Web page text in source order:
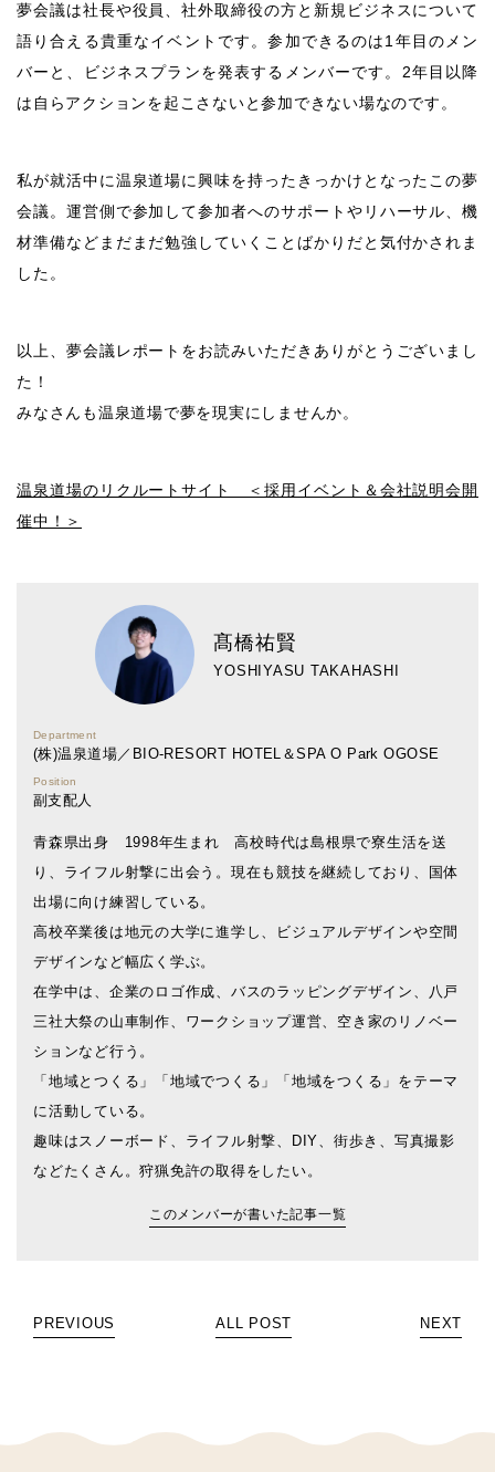
夢会議は社長や役員、社外取締役の方と新規ビジネスについて
語り合える貴重なイベントです。参加できるのは1年目のメン
バーと、ビジネスプランを発表するメンバーです。2年目以降
は自らアクションを起こさないと参加できない場なのです。
私が就活中に温泉道場に興味を持ったきっかけとなったこの夢
会議。運営側で参加して参加者へのサポートやリハーサル、機
材準備などまだまだ勉強していくことばかりだと気付かされま
した。
以上、夢会議レポートをお読みいただきありがとうございまし
た！
みなさんも温泉道場で夢を現実にしませんか。
温泉道場のリクルートサイト ＜採用イベント＆会社説明会開
催中！＞
髙橋祐賢
YOSHIYASU TAKAHASHI
Department
(株)温泉道場／BIO-RESORT HOTEL＆SPA O Park OGOSE
Position
副支配人
青森県出身 1998年生まれ 高校時代は島根県で寮生活を送
り、ライフル射撃に出会う。現在も競技を継続しており、国体
出場に向け練習している。
高校卒業後は地元の大学に進学し、ビジュアルデザインや空間
デザインなど幅広く学ぶ。
在学中は、企業のロゴ作成、バスのラッピングデザイン、八戸
三社大祭の山車制作、ワークショップ運営、空き家のリノベー
ションなど行う。
「地域とつくる」「地域でつくる」「地域をつくる」をテーマ
に活動している。
趣味はスノーボード、ライフル射撃、DIY、街歩き、写真撮影
などたくさん。狩猟免許の取得をしたい。
このメンバーが書いた記事一覧
PREVIOUS ALL POST NEXT